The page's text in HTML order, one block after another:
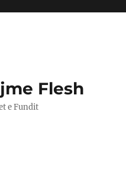
Flesh
e Fundit